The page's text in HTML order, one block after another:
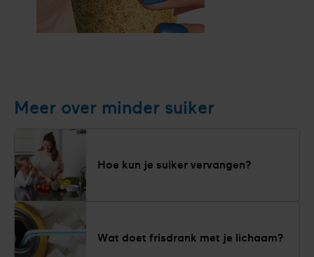
gratis
Meer over minder suiker
Hoe kun je suiker vervangen?
Wat doet frisdrank met je lichaam?